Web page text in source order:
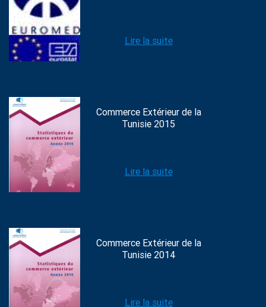
Lire la suite
Commerce Extérieur de la
Tunisie 2015
Lire la suite
Commerce Extérieur de la
Tunisie 2014
Lire la suite